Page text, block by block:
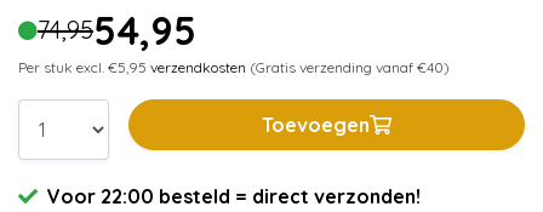
74,9554,95
Per stuk excl. €5,95 verzendkosten (Gratis verzending vanaf €40)
Toevoegen
Voor 22:00 besteld = direct verzonden!